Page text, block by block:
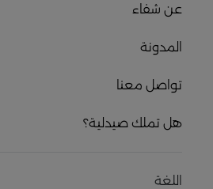
عن شفاء
المدونة
تواصل معنا
هل تملك صيدلية؟
اللغة